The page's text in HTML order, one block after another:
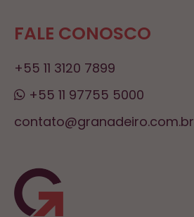
FALE CONOSCO
+55 11 3120 7899
+55 11 97755 5000
contato@granadeiro.com.br